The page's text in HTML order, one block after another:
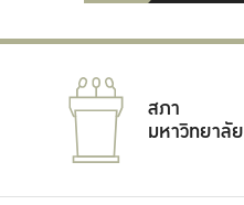
สภา
มหาวิทยาลัย